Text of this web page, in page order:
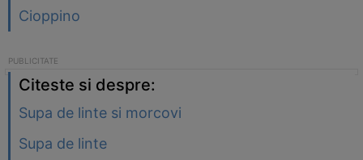
Cioppino
Citeste si despre:
Supa de linte si morcovi
Supa de linte